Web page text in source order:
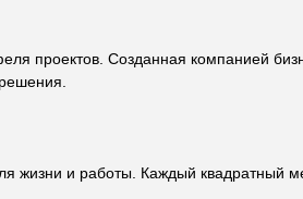
проектов. Созданная компанией
жизни и работы. Каждый квадратный